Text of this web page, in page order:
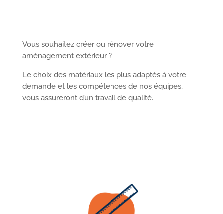
Vous souhaitez créer ou rénover votre
aménagement extérieur ?
Le choix des matériaux les plus adaptés à votre
demande et les compétences de nos équipes,
vous assureront d’un travail de qualité.